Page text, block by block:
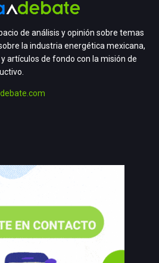
de análisis y opinión sobre temas
la industria energética mexicana,
artículos de fondo con la misión de